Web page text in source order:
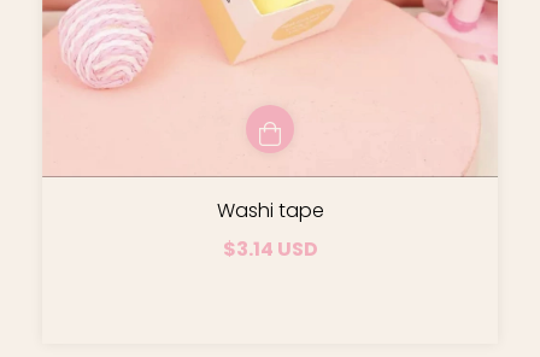
Washi tape
$3.14 USD